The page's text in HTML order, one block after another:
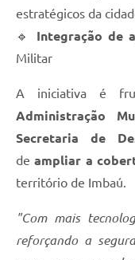
estratégicos da
🔹 Integração de
Militar
A iniciativa é
Administração
Secretaria de
deampliar a
território de Imbaú.
"Com mais
reforçando a